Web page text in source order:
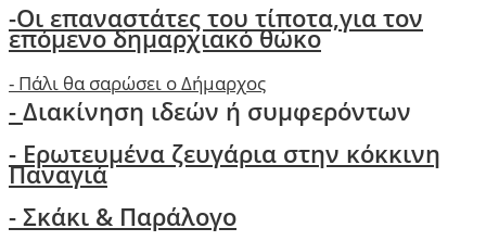
-Οι επαναστάτες του τίποτα,για τον
επόμενο δημαρχιακό θώκο
- Πάλι θα σαρώσει ο Δήμαρχος
-Διακίνηση ιδεών ή συμφερόντων
- Ερωτευμένα ζευγάρια στην κόκκινη
Παναγιά
- Σκάκι & Παράλογο